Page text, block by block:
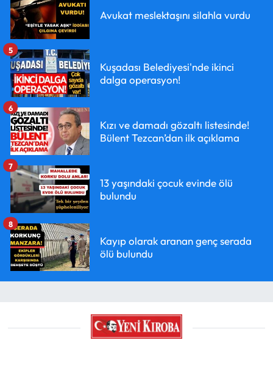
Avukat meslektaşını silahla vurdu
Kuşadası Belediyesi'nde ikinci
dalga operasyon!
5
Kızı ve damadı gözaltı listesinde!
Bülent Tezcan’dan ilk açıklama
6
13 yaşındaki çocuk evinde ölü
bulundu
7
Kayıp olarak aranan genç serada
ölü bulundu
8